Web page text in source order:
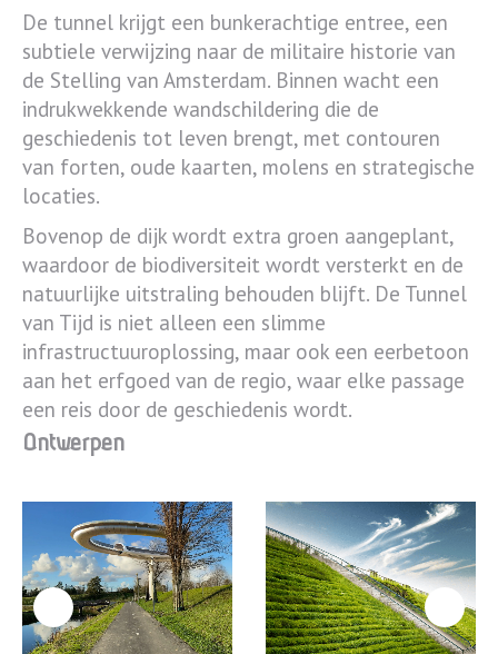
De tunnel krijgt een bunkerachtige entree, een
subtiele verwijzing naar de militaire historie van
de Stelling van Amsterdam. Binnen wacht een
indrukwekkende wandschildering die de
geschiedenis tot leven brengt, met contouren
van forten, oude kaarten, molens en strategische
locaties.
Bovenop de dijk wordt extra groen aangeplant,
waardoor de biodiversiteit wordt versterkt en de
natuurlijke uitstraling behouden blijft. De Tunnel
van Tijd is niet alleen een slimme
infrastructuuroplossing, maar ook een eerbetoon
aan het erfgoed van de regio, waar elke passage
een reis door de geschiedenis wordt.
Ontwerpen